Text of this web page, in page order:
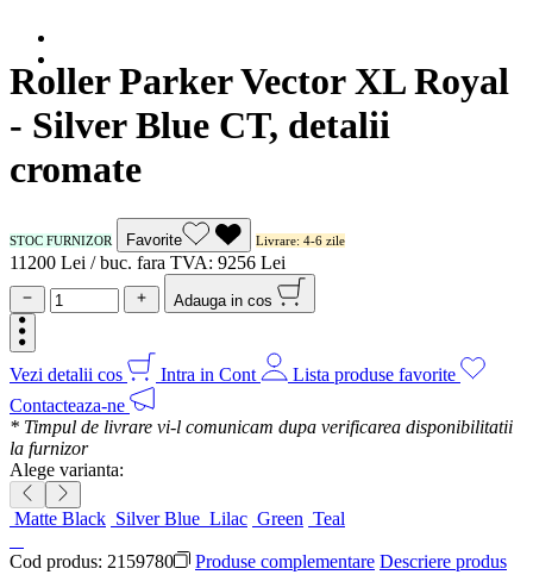
Roller Parker Vector XL Royal
- Silver Blue CT, detalii
cromate
STOC FURNIZOR Favorite Livrare: 4-6 zile
11200 Lei / buc. fara TVA: 9256 Lei
Adauga in cos
Vezi detalii cos Intra in Cont
Lista produse favorite
Contacteaza-ne
* Timpul de livrare vi-l comunicam dupa verificarea disponibilitatii
la furnizor
Alege varianta:
Matte Black Silver Blue Lilac Green Teal
Cod produs: 2159780 Produse complementare Descriere produs